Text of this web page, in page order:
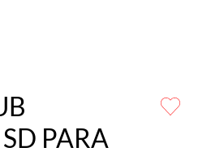
PARA